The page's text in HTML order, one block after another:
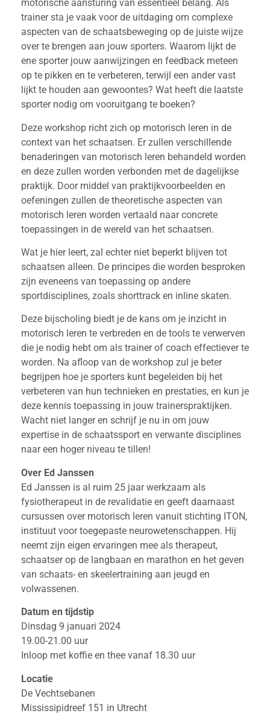
motorische aansturing van essentieel belang. Als
trainer sta je vaak voor de uitdaging om complexe
aspecten van de schaatsbeweging op de juiste wijze
over te brengen aan jouw sporters. Waarom lijkt de
ene sporter jouw aanwijzingen en feedback meteen
op te pikken en te verbeteren, terwijl een ander vast
lijkt te houden aan gewoontes? Wat heeft die laatste
sporter nodig om vooruitgang te boeken?
Deze workshop richt zich op motorisch leren in de
context van het schaatsen. Er zullen verschillende
benaderingen van motorisch leren behandeld worden
en deze zullen worden verbonden met de dagelijkse
praktijk. Door middel van praktijkvoorbeelden en
oefeningen zullen de theoretische aspecten van
motorisch leren worden vertaald naar concrete
toepassingen in de wereld van het schaatsen.
Wat je hier leert, zal echter niet beperkt blijven tot
schaatsen alleen. De principes die worden besproken
zijn eveneens van toepassing op andere
sportdisciplines, zoals shorttrack en inline skaten.
Deze bijscholing biedt je de kans om je inzicht in
motorisch leren te verbreden en de tools te verwerven
die je nodig hebt om als trainer of coach effectiever te
worden. Na afloop van de workshop zul je beter
begrijpen hoe je sporters kunt begeleiden bij het
verbeteren van hun technieken en prestaties, en kun je
deze kennis toepassing in jouw trainerspraktijken.
Wacht niet langer en schrijf je nu in om jouw
expertise in de schaatssport en verwante disciplines
naar een hoger niveau te tillen!
Over Ed Janssen
Ed Janssen is al ruim 25 jaar werkzaam als
fysiotherapeut in de revalidatie en geeft daarnaast
cursussen over motorisch leren vanuit stichting ITON,
instituut voor toegepaste neurowetenschappen. Hij
neemt zijn eigen ervaringen mee als therapeut,
schaatser op de langbaan en marathon en het geven
van schaats- en skeelertraining aan jeugd en
volwassenen.
Datum en tijdstip
Dinsdag 9 januari 2024
19.00-21.00 uur
Inloop met koffie en thee vanaf 18.30 uur
Locatie
De Vechtsebanen
Mississipidreef 151 in Utrecht